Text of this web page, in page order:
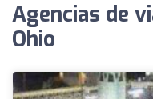
Agencias de
Ohio